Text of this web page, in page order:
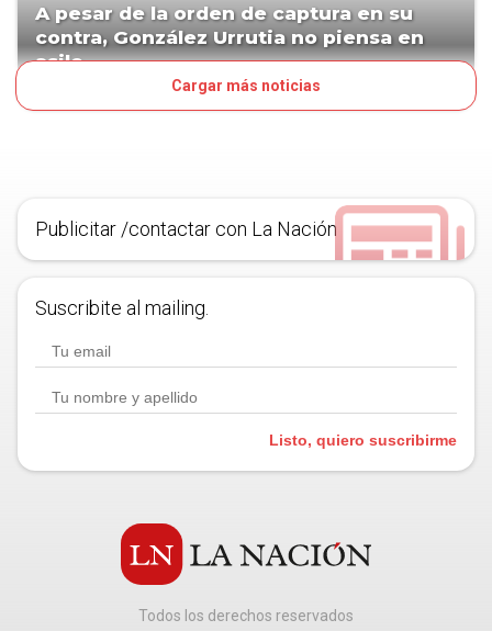
A pesar de la orden de captura en su
contra, González Urrutia no piensa en
asilo
Cargar más noticias
Publicitar /contactar con La Nación
Suscribite al mailing.
Listo, quiero suscribirme
Todos los derechos reservados